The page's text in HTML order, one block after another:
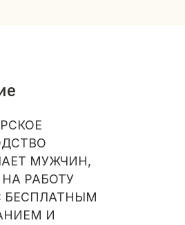
МУЖЧИН,
РАБОТУ
БЕСПЛАТНЫМ
И